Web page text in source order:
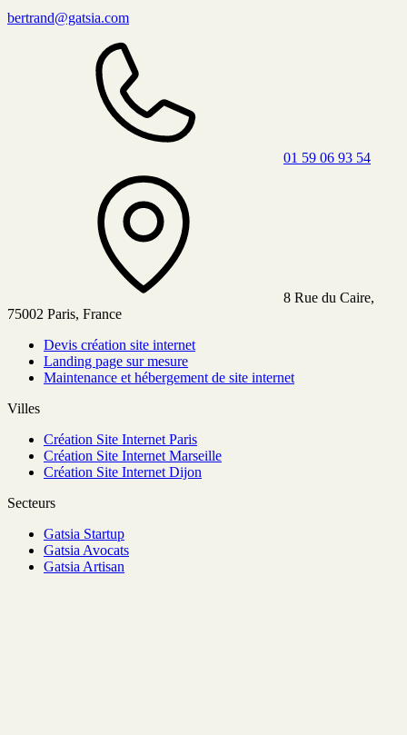
bertrand@gatsia.com
01 59 06 93 54
8 Rue du Caire,
75002 Paris, France
Devis création site internet
Landing page sur mesure
Maintenance et hébergement de site internet
Villes
Création Site Internet Paris
Création Site Internet Marseille
Création Site Internet Dijon
Secteurs
Gatsia Startup
Gatsia Avocats
Gatsia Artisan